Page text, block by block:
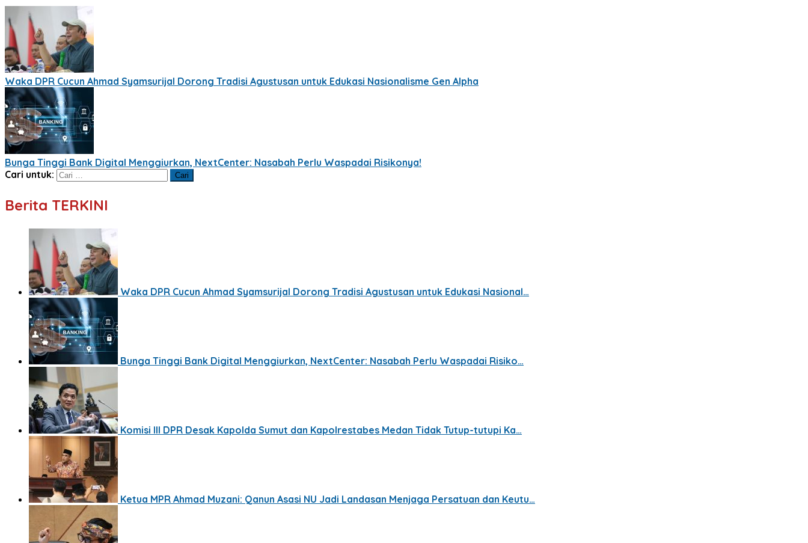
Waka DPR Cucun Ahmad Syamsurijal Dorong Tradisi Agustusan untuk Edukasi Nasionalisme Gen Alpha
Bunga Tinggi Bank Digital Menggiurkan, NextCenter: Nasabah Perlu Waspadai Risikonya!
Cari untuk:
Berita TERKINI
Waka DPR Cucun Ahmad Syamsurijal Dorong Tradisi Agustusan untuk Edukasi Nasional…
Bunga Tinggi Bank Digital Menggiurkan, NextCenter: Nasabah Perlu Waspadai Risiko…
Komisi III DPR Desak Kapolda Sumut dan Kapolrestabes Medan Tidak Tutup-tutupi Ka…
Ketua MPR Ahmad Muzani: Qanun Asasi NU Jadi Landasan Menjaga Persatuan dan Keutu…